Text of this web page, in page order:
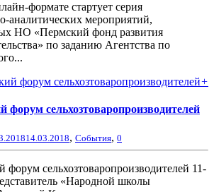
формате стартует серия
аналитических мероприятий,
НО «Пермский фонд развития
по заданию Агентства по
+
форум сельхозтоваропроизводителей
14.03.2018, События, 0
форум сельхозтоваропроизводителей 11-
«Народной школы